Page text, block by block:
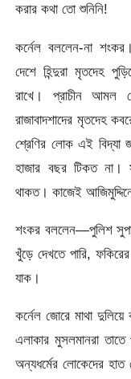
করার কথা তো শুনিনি!
কর্নেল বললেন-না
দেশে হিন্দুরা মৃতদেহ
রাখে। প্রাচীন আমল
রাজাবাদশাদের মৃতদেহ
শ্রেণির লোক এই বিদ্যা
হাজার বছর টিকত
থাকত। কাজেই
শংকর বললেন—পুলিশ
খুঁড়ে দেখতে পারি,
যাক।
কর্নেল জোরে মাথা
এলাকার মুসলমানরা
অন্যধর্মের লোকেদের